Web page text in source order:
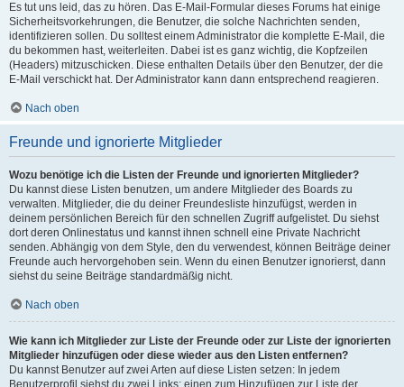
Es tut uns leid, das zu hören. Das E-Mail-Formular dieses Forums hat einige
Sicherheitsvorkehrungen, die Benutzer, die solche Nachrichten senden,
identifizieren sollen. Du solltest einem Administrator die komplette E-Mail, die
du bekommen hast, weiterleiten. Dabei ist es ganz wichtig, die Kopfzeilen
(Headers) mitzuschicken. Diese enthalten Details über den Benutzer, der die
E-Mail verschickt hat. Der Administrator kann dann entsprechend reagieren.
Nach oben
Freunde und ignorierte Mitglieder
Wozu benötige ich die Listen der Freunde und ignorierten Mitglieder?
Du kannst diese Listen benutzen, um andere Mitglieder des Boards zu
verwalten. Mitglieder, die du deiner Freundesliste hinzufügst, werden in
deinem persönlichen Bereich für den schnellen Zugriff aufgelistet. Du siehst
dort deren Onlinestatus und kannst ihnen schnell eine Private Nachricht
senden. Abhängig von dem Style, den du verwendest, können Beiträge deiner
Freunde auch hervorgehoben sein. Wenn du einen Benutzer ignorierst, dann
siehst du seine Beiträge standardmäßig nicht.
Nach oben
Wie kann ich Mitglieder zur Liste der Freunde oder zur Liste der ignorierten
Mitglieder hinzufügen oder diese wieder aus den Listen entfernen?
Du kannst Benutzer auf zwei Arten auf diese Listen setzen: In jedem
Benutzerprofil siehst du zwei Links: einen zum Hinzufügen zur Liste der